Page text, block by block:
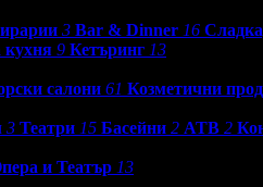
3 Bar & Dinner 16
кухня 9 Кетъринг 13
салони 61 Козметични
3 Театри 15 Басейни 2 АТВ 2
и Театър 13